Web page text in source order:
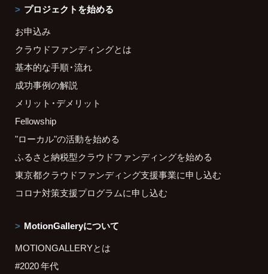
プロジェクトを始める
お申込み
クラウドファンディングとは
基本的な手順・流れ
成功事例の解説
メリット・デメリット
Fellowship
"ローカル"の活動を始める
ふるさと納税型クラウドファンディングを始める
東京都クラウドファンディング支援事業に申し込む
コロナ対策支援プログラムに申し込む
MotionGalleryについて
MOTIONGALLERYとは
#2020 年代